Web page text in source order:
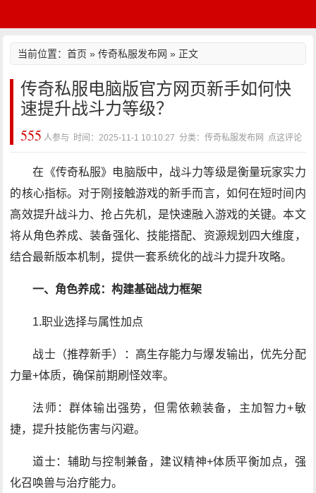
当前位置：首页 »传奇私服发布网 » 正文
传奇私服电脑版官方网页新手如何快
速提升战斗力等级？
555 人参与 时间：2025-11-1 10:10:27 分类：传奇私服发布网 点这评论
在《传奇私服》电脑版中，战斗力等级是衡量玩家实力
的核心指标。对于刚接触游戏的新手而言，如何在短时间内
高效提升战斗力、抢占先机，是快速融入游戏的关键。本文
将从角色养成、装备强化、技能搭配、资源规划四大维度，
结合最新版本机制，提供一套系统化的战斗力提升攻略。
一、角色养成：构建基础战力框架
1.职业选择与属性加点
战士（推荐新手）：高生存能力与爆发输出，优先分配
力量+体质，确保前期刷怪效率。
法师：群体输出强势，但需依赖装备，主加智力+敏
捷，提升技能伤害与闪避。
道士：辅助与控制兼备，建议精神+体质平衡加点，强
化召唤兽与治疗能力。